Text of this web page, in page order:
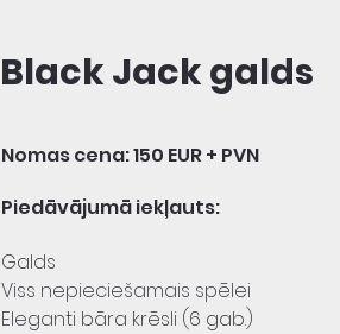
Black Jack galds
Nomas cena: 150 EUR + PVN
Piedāvājumā iekļauts:
Galds
Viss nepieciešamais spēlei
Eleganti bāra krēsli (6 gab.)